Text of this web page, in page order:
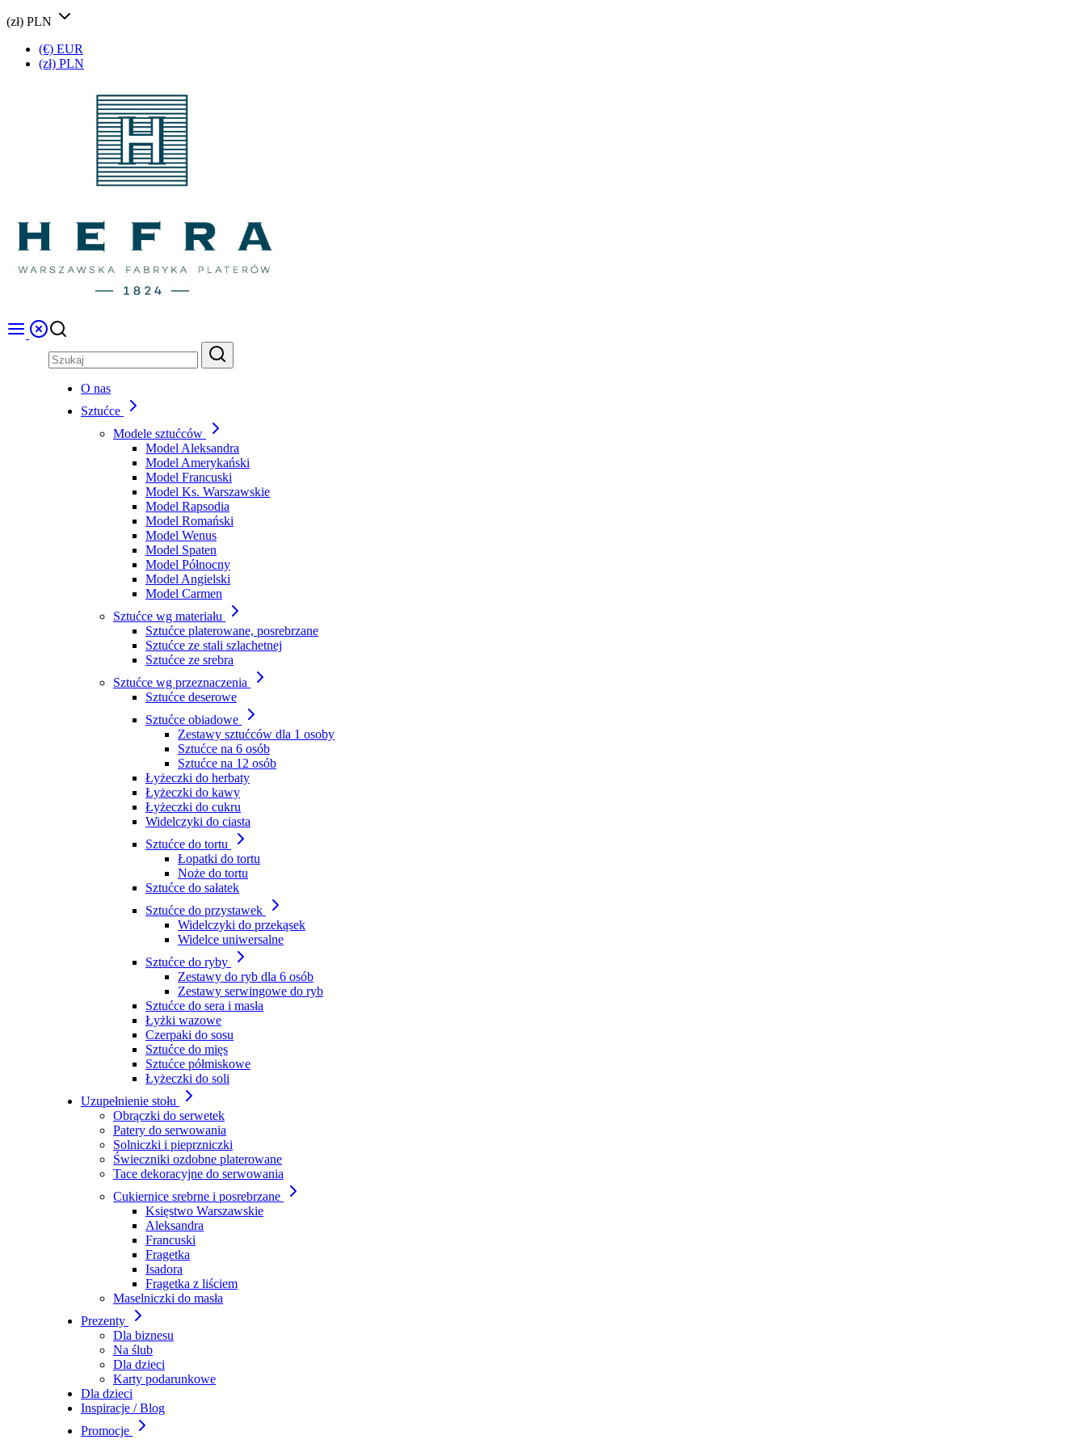
(zł) PLN
(€) EUR
(zł) PLN
O nas
Sztućce
Modele sztućców
Model Aleksandra
Model Amerykański
Model Francuski
Model Ks. Warszawskie
Model Rapsodia
Model Romański
Model Wenus
Model Spaten
Model Północny
Model Angielski
Model Carmen
Sztućce wg materiału
Sztućce platerowane, posrebrzane
Sztućce ze stali szlachetnej
Sztućce ze srebra
Sztućce wg przeznaczenia
Sztućce deserowe
Sztućce obiadowe
Zestawy sztućców dla 1 osoby
Sztućce na 6 osób
Sztućce na 12 osób
Łyżeczki do herbaty
Łyżeczki do kawy
Łyżeczki do cukru
Widelczyki do ciasta
Sztućce do tortu
Łopatki do tortu
Noże do tortu
Sztućce do sałatek
Sztućce do przystawek
Widelczyki do przekąsek
Widelce uniwersalne
Sztućce do ryby
Zestawy do ryb dla 6 osób
Zestawy serwingowe do ryb
Sztućce do sera i masła
Łyżki wazowe
Czerpaki do sosu
Sztućce do mięs
Sztućce półmiskowe
Łyżeczki do soli
Uzupełnienie stołu
Obrączki do serwetek
Patery do serwowania
Solniczki i pieprzniczki
Świeczniki ozdobne platerowane
Tace dekoracyjne do serwowania
Cukiernice srebrne i posrebrzane
Księstwo Warszawskie
Aleksandra
Francuski
Fragetka
Isadora
Fragetka z liściem
Maselniczki do masła
Prezenty
Dla biznesu
Na ślub
Dla dzieci
Karty podarunkowe
Dla dzieci
Inspiracje / Blog
Promocje